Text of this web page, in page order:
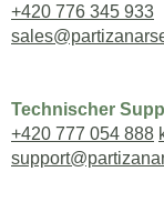
+420 776 345 933
Technischer
+420 777 054 888